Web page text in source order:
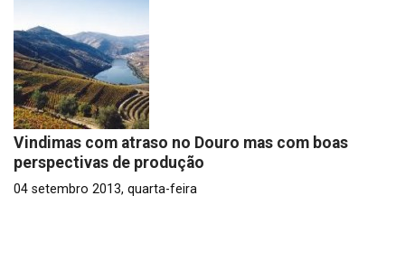
Vindimas com atraso no Douro mas com boas
perspectivas de produção
04 setembro 2013, quarta-feira